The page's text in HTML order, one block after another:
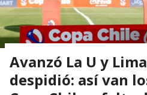
Avanzó La U y
despidió: así van